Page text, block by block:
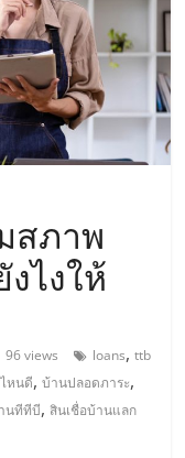
สภาพ
ไงให้
96 views loans,ttb
หนดี,บ้านปลอดภาระ,
นทีทีบี,สินเชื่อบ้านแลก